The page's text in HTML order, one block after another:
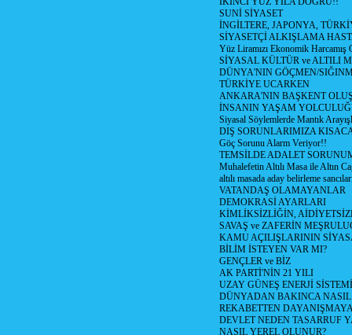
SUNİ SİYASET
İNGİLTERE, JAPONYA,
SİYASETÇİ ALKIŞLAMA
Yüz Liramızı Ekonomik Harcamış
SİYASAL KÜLTÜR ve ALTILI
DÜNYA'NIN GÖÇMEN/
TÜRKİYE UCARKEN
ANKARA'NIN BAŞKENT
İNSANIN YAŞAM
Siyasal Söylemlerde Mantık
DIŞ SORUNLARIMIZA
Göç Sorunu Alarm Veriyor!!
TEMSİLDE ADALET
Muhalefetin Altılı Masa ile Altın
altılı masada aday belirleme
VATANDAŞ OLAMAYANLAR
DEMOKRASİ AYARLARI
KİMLİKSİZLİĞİN,
SAVAŞ ve ZAFERİN
KAMU AÇILIŞLARININ
BİLİM İSTEYEN VAR MI?
GENÇLER ve BİZ
AK PARTİ'NİN 21 YILI
UZAY GÜNEŞ ENERJİ SİSTEMİ
DÜNYADAN BAKINCA
REKABETTEN
DEVLET NEDEN TASARRUF
NASIL YEREL OLUNUR?